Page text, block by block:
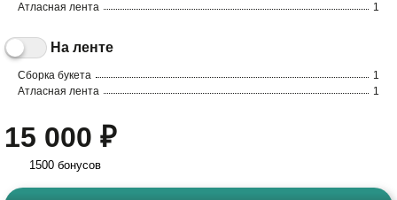
Атласная лента
1
На ленте
Сборка букета
1
Атласная лента
1
15 000 ₽
1500 бонусов